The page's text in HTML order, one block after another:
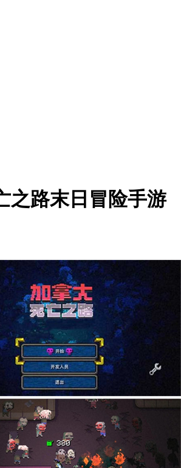
之路末日冒险手游